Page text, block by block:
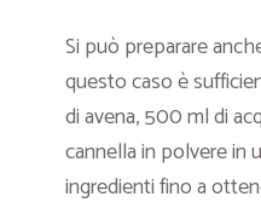
Si può preparare
questo caso è
di avena, 500 ml di
cannella in polvere in
ingredienti fino a